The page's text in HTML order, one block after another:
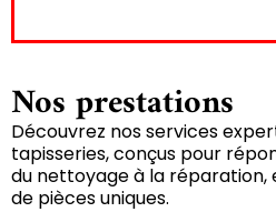
Nos prestations
Découvrez nos services
tapisseries, conçus pour
du nettoyage à la réparation,
de pièces uniques.